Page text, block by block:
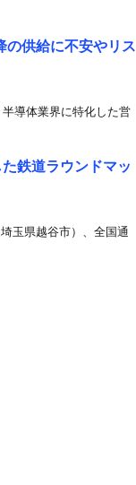
の供給に不安やリス
導体業界に特化した営
鉄道ラウンドマッ
玉県越谷市）、全国通